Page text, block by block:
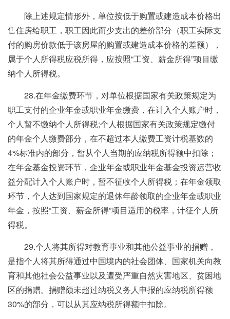
除上述规定情形外，单位按低于购置或建造成本价格出
售住房给职工，职工因此而少支出的差价部分（职工实际支
付的购房价款低于该房屋的购置或建造成本价格的差额），
属于个人所得税应税所得，应按照“工资、薪金所得”项目缴
纳个人所得税。
28.在年金缴费环节，对单位根据国家有关政策规定为
职工支付的企业年金或职业年金缴费，在计入个人账户时，
个人暂不缴纳个人所得税;个人根据国家有关政策规定缴付
的年金个人缴费部分，在不超过本人缴费工资计税基数的
4%标准内的部分，暂从个人当期的应纳税所得额中扣除；
在年金基金投资环节，企业年金或职业年金基金投资运营收
益分配计入个人账户时，暂不征收个人所得税；在年金领取
环节，个人达到国家规定的退休年龄领取的企业年金或职业
年金，按照“工资、薪金所得”项目适用的税率，计征个人所
得税。
29.个人将其所得对教育事业和其他公益事业的捐赠，
是指个人将其所得通过中国境内的社会团体、国家机关向教
育和其他社会公益事业以及遭受严重自然灾害地区、贫困地
区的捐赠。捐赠额未超过纳税义务人申报的应纳税所得额
30%的部分，可以从其应纳税所得额中扣除。